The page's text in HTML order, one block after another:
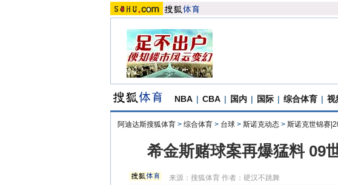
NBA | CBA | 国内 | 国际 | 综合体育 | 视
阿迪达斯搜狐体育 > 综合体育 > 台球 > 斯诺克动态 > 斯诺克世锦赛
希金斯赌球案再爆猛料 09
来源：搜狐体育 作者：硬汉不跳舞